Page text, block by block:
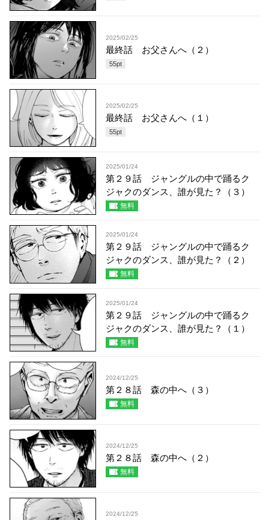
2025/02/25
最終話 お父さんへ（２）
55pt
2025/02/25
最終話 お父さんへ（１）
55pt
2025/01/24
第２９話 ジャングルの中で踊るク
ジャクのダンス、誰が見た？（３）
無料
2025/01/24
第２９話 ジャングルの中で踊るク
ジャクのダンス、誰が見た？（２）
無料
2025/01/24
第２９話 ジャングルの中で踊るク
ジャクのダンス、誰が見た？（１）
無料
2024/12/25
第２８話 森の中へ（３）
無料
2024/12/25
第２８話 森の中へ（２）
無料
2024/12/25